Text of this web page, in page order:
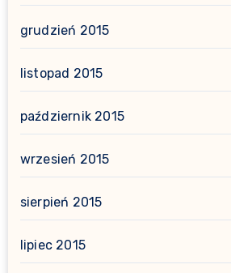
grudzień 2015
listopad 2015
październik 2015
wrzesień 2015
sierpień 2015
lipiec 2015